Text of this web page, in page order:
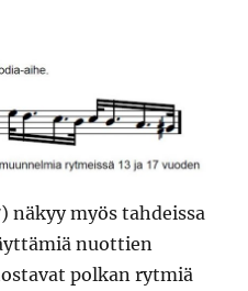
näkyy myös tahdeissa
nuottien
polkan rytmiä